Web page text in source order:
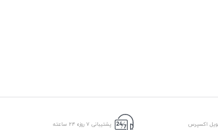
اکسپرس پشتیبانی ۷ روزه ۲۴ ساعته